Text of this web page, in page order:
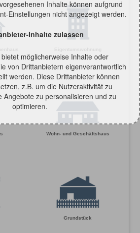
Inhalte können aufgrund
Einstellungen nicht angezeigt werden.
Inhalte zulassen
möglicherweise Inhalte oder
von Drittanbietern eigenverantwortlich
werden. Diese Drittanbieter können
z.B. um die Nutzeraktivität zu
Angebote zu personalisieren und zu
optimieren.
Wohn- und Geschäftshaus
Grundstück